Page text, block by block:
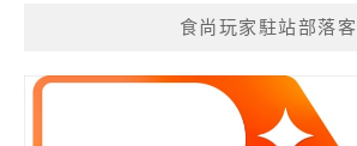
食尚玩家駐站部落客